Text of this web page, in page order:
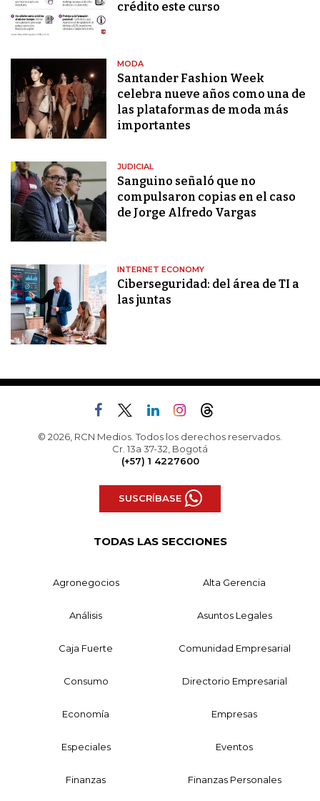
crédito este curso
MODA
Santander Fashion Week
celebra nueve años como una de
las plataformas de moda más
importantes
JUDICIAL
Sanguino señaló que no
compulsaron copias en el caso
de Jorge Alfredo Vargas
INTERNET ECONOMY
Ciberseguridad: del área de TI a
las juntas
© 2026, RCN Medios. Todos los derechos reservados.
Cr. 13a 37-32, Bogotá
(+57) 1 4227600
SUSCRÍBASE
TODAS LAS SECCIONES
Agronegocios Alta Gerencia
Análisis Asuntos Legales
Caja Fuerte Comunidad Empresarial
Consumo Directorio Empresarial
Economía Empresas
Especiales Eventos
Finanzas Finanzas Personales